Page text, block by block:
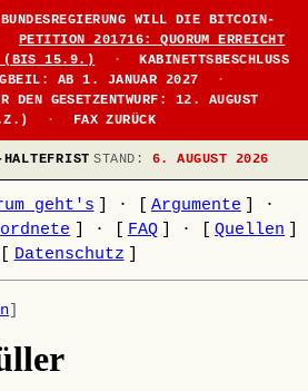
BUNDESREGIERUNG WILL DIE BITCOIN-
PETITION 201716: QUORUM ERREICHT
(BIS 15.9.)
·
KABINETTSBESCHLUSS
AB 1. JANUAR 2027
·
DEN GESETZENTWURF: 12. AUGUST
· FAX ZURÜCK
STAND: 6. AUGUST 2026
geht's · Argumente
·
· FAQ · Quellen
Datenschutz
]